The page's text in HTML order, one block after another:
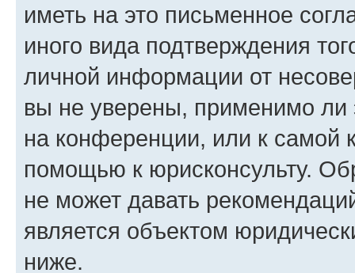
иметь на это письменное
иного вида подтверждения
личной информации от
вы не уверены, применимо ли
на конференции, или к самой
помощью к юрисконсульту.
не может давать
является объектом
ниже.